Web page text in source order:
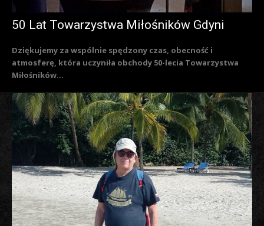
50 Lat Towarzystwa Miłośników Gdyni
Dziękujemy za wspólnie spędzony czas, obecność i
atmosferę, która uczyniła obchody 50-lecia Towarzystwa
Miłośników...